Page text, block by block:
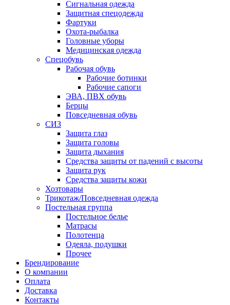
Сигнальная одежда
Защитная спецодежда
Фартуки
Охота-рыбалка
Головные уборы
Медицинская одежда
Спецобувь
Рабочая обувь
Рабочие ботинки
Рабочие сапоги
ЭВА, ПВХ обувь
Берцы
Повседневная обувь
СИЗ
Защита глаз
Защита головы
Защита дыхания
Средства защиты от падений с высоты
Защита рук
Средства защиты кожи
Хозтовары
Трикотаж/Повседневная одежда
Постельная группа
Постельное белье
Матрасы
Полотенца
Одеяла, подушки
Прочее
Брендирование
О компании
Оплата
Доставка
Контакты